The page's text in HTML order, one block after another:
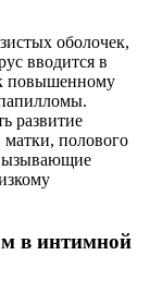
оболочек,
вводится в
повышенному
развитие
полового
в интимной